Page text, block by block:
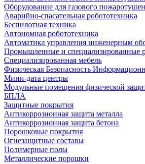
Оборудование для газового
Аварийно-спасательная робототехника
Беспилотная техника
Автономная робототехника
Автоматика управления инженерным
Промышленные и специализированные
Специализированная мебель
Физическая Безопасность
Мини-дата центры
Модульные помещения физической
БПЛА
Защитные покрытия
Антикоррозионная защита металла
Антикоррозионная защита бетона
Порошковые покрытия
Огнезащитные составы
Полимерные полы
Металлические порошки